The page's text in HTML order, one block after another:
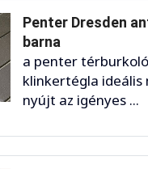
Penter Dresden
barna
a penter térburkoló
klinkertégla ideális
nyújt az igényes ...